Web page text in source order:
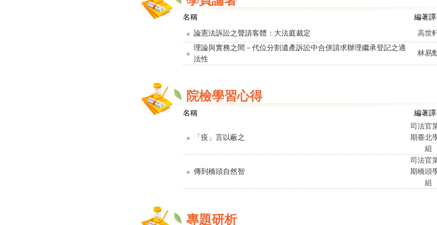
名稱 編著
論憲法訴訟之聲請客體：大法庭裁定
高世
理論與實務之間－代位分割遺產訴訟中合併請求辦理繼承登記之適
法性
林易
院檢學習心得
名稱 編著
「疫」言以蔽之
司法官
期臺北
組
傳到橋頭自然智
司法官
期橋頭
組
專題研析